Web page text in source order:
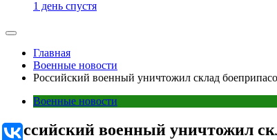
1 день спустя
Главная
Военные новости
Российский военный уничтожил склад
Военные новости
Российский военный уничтожил